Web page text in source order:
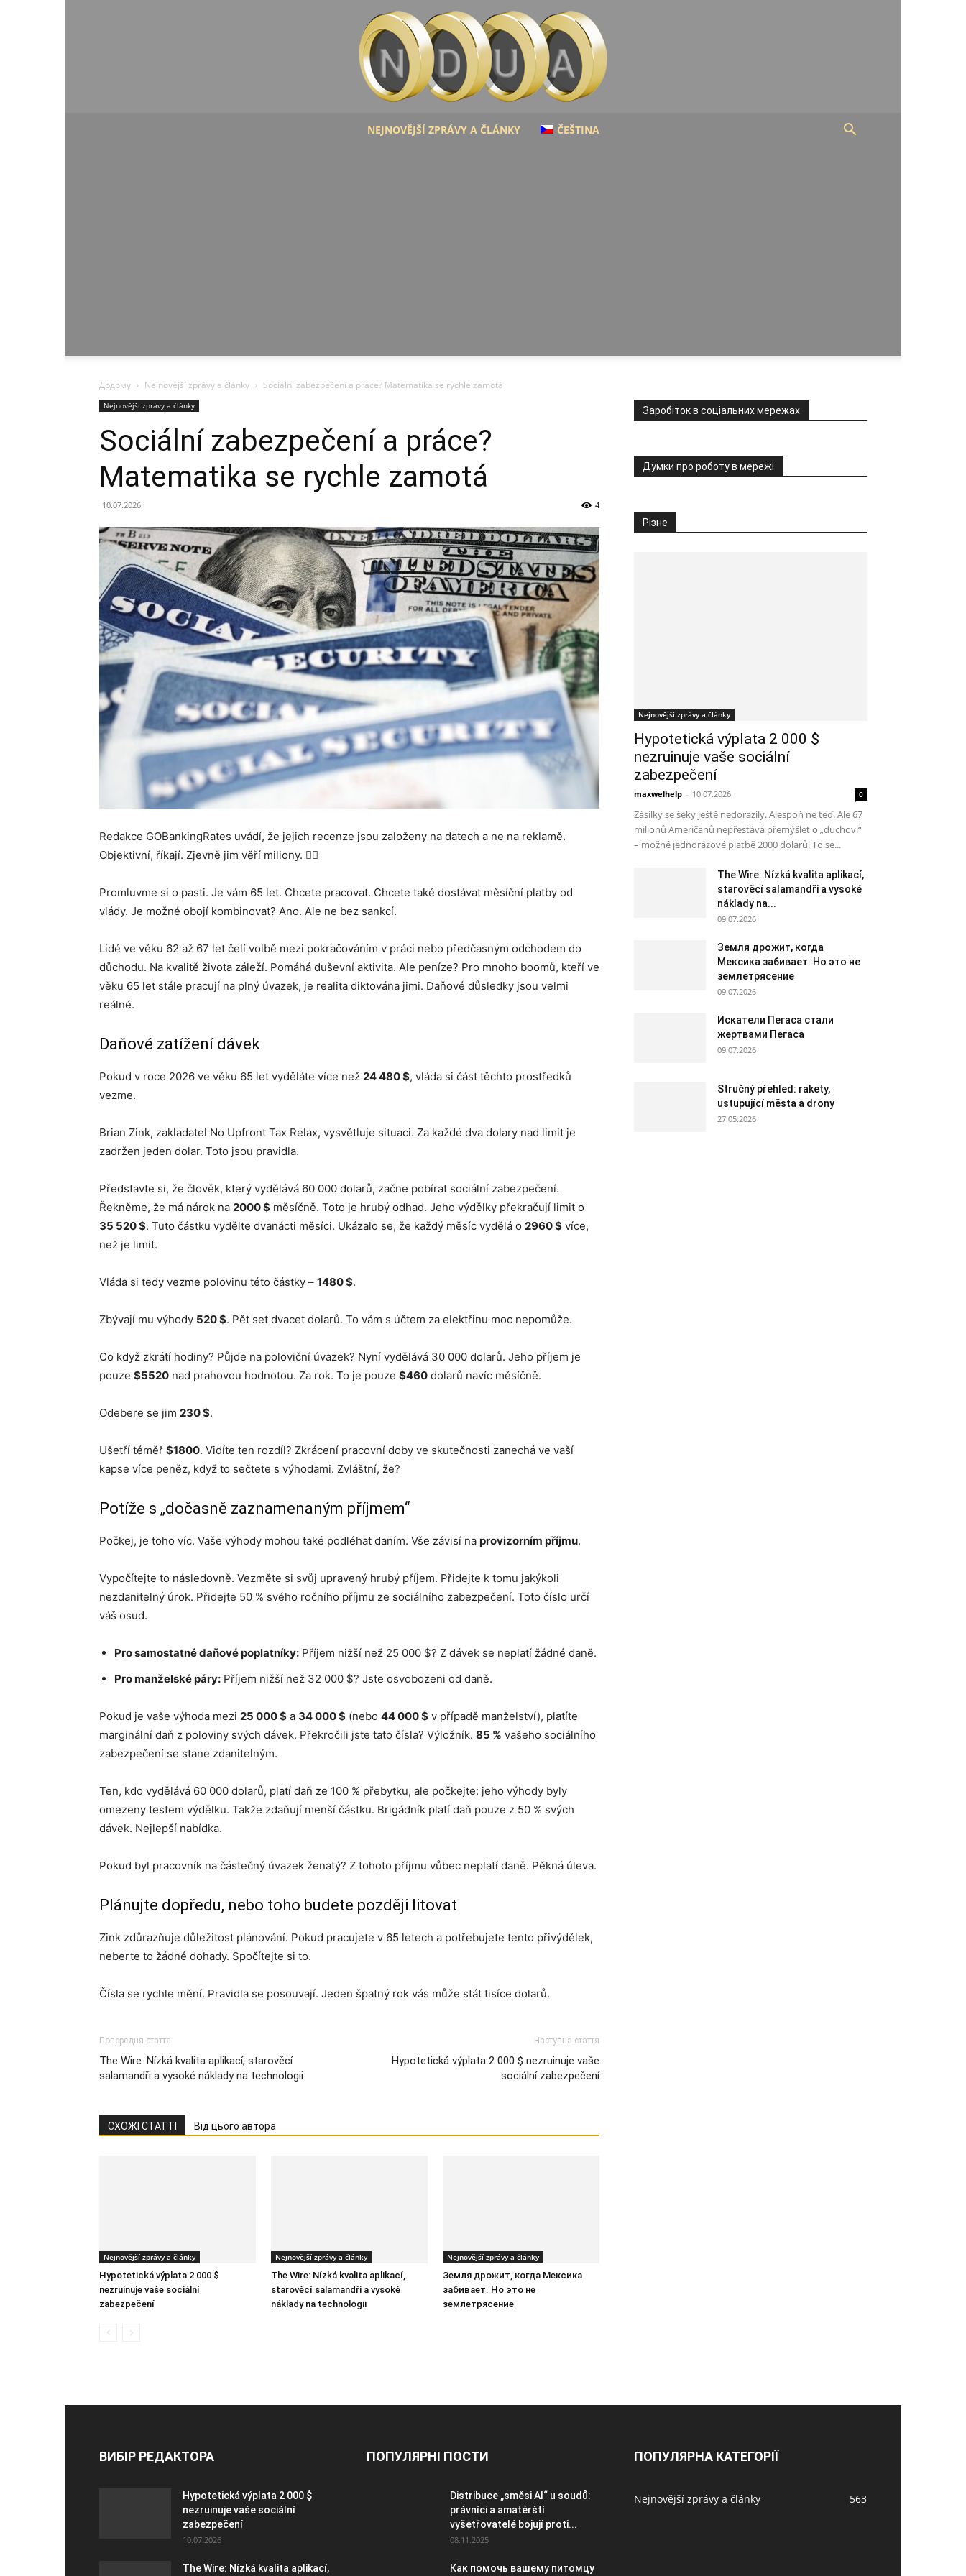
NEJNOVĚJŠÍ ZPRÁVY A ČLÁNKY ČEŠTINA
Додому Nejnovější zprávy a články Sociální zabezpečení a práce? Matematika se rychle zamotá
Nejnovější zprávy a články
Sociální zabezpečení a práce?
Matematika se rychle zamotá
10.07.2026 4
Redakce GOBankingRates uvádí, že jejich recenze jsou založeny na datech a ne na reklamě.
Objektivní, říkají. Zjevně jim věří miliony. 🤷‍♂️
Promluvme si o pasti. Je vám 65 let. Chcete pracovat. Chcete také dostávat měsíční platby od
vlády. Je možné obojí kombinovat? Ano. Ale ne bez sankcí.
Lidé ve věku 62 až 67 let čelí volbě mezi pokračováním v práci nebo předčasným odchodem do
důchodu. Na kvalitě života záleží. Pomáhá duševní aktivita. Ale peníze? Pro mnoho boomů, kteří ve
věku 65 let stále pracují na plný úvazek, je realita diktována jimi. Daňové důsledky jsou velmi
reálné.
Daňové zatížení dávek
Pokud v roce 2026 ve věku 65 let vyděláte více než 24 480 $, vláda si část těchto prostředků
vezme.
Brian Zink, zakladatel No Upfront Tax Relax, vysvětluje situaci. Za každé dva dolary nad limit je
zadržen jeden dolar. Toto jsou pravidla.
Představte si, že člověk, který vydělává 60 000 dolarů, začne pobírat sociální zabezpečení.
Řekněme, že má nárok na 2000 $ měsíčně. Toto je hrubý odhad. Jeho výdělky překračují limit o
35 520 $. Tuto částku vydělte dvanácti měsíci. Ukázalo se, že každý měsíc vydělá o 2960 $ více,
než je limit.
Vláda si tedy vezme polovinu této částky – 1480 $.
Zbývají mu výhody 520 $. Pět set dvacet dolarů. To vám s účtem za elektřinu moc nepomůže.
Co když zkrátí hodiny? Půjde na poloviční úvazek? Nyní vydělává 30 000 dolarů. Jeho příjem je
pouze $5520 nad prahovou hodnotou. Za rok. To je pouze $460 dolarů navíc měsíčně.
Odebere se jim 230 $.
Ušetří téměř $1800. Vidíte ten rozdíl? Zkrácení pracovní doby ve skutečnosti zanechá ve vaší
kapse více peněz, když to sečtete s výhodami. Zvláštní, že?
Potíže s „dočasně zaznamenaným příjmem“
Počkej, je toho víc. Vaše výhody mohou také podléhat daním. Vše závisí na provizorním příjmu.
Vypočítejte to následovně. Vezměte si svůj upravený hrubý příjem. Přidejte k tomu jakýkoli
nezdanitelný úrok. Přidejte 50 % svého ročního příjmu ze sociálního zabezpečení. Toto číslo určí
váš osud.
Pro samostatné daňové poplatníky: Příjem nižší než 25 000 $? Z dávek se neplatí žádné daně.
Pro manželské páry: Příjem nižší než 32 000 $? Jste osvobozeni od daně.
Pokud je vaše výhoda mezi 25 000 $ a 34 000 $ (nebo 44 000 $ v případě manželství), platíte
marginální daň z poloviny svých dávek. Překročili jste tato čísla? Výložník. 85 % vašeho sociálního
zabezpečení se stane zdanitelným.
Ten, kdo vydělává 60 000 dolarů, platí daň ze 100 % přebytku, ale počkejte: jeho výhody byly
omezeny testem výdělku. Takže zdaňují menší částku. Brigádník platí daň pouze z 50 % svých
dávek. Nejlepší nabídka.
Pokud byl pracovník na částečný úvazek ženatý? Z tohoto příjmu vůbec neplatí daně. Pěkná úleva.
Plánujte dopředu, nebo toho budete později litovat
Zink zdůrazňuje důležitost plánování. Pokud pracujete v 65 letech a potřebujete tento přivýdělek,
neberte to žádné dohady. Spočítejte si to.
Čísla se rychle mění. Pravidla se posouvají. Jeden špatný rok vás může stát tisíce dolarů.
Попередня стаття
The Wire: Nízká kvalita aplikací, starověcí
salamandři a vysoké náklady na technologii
Наступна стаття
Hypotetická výplata 2 000 $ nezruinuje vaše
sociální zabezpečení
СХОЖІ СТАТТІ Від цього автора
Nejnovější zprávy a články
Hypotetická výplata 2 000 $
nezruinuje vaše sociální
zabezpečení
Nejnovější zprávy a články
The Wire: Nízká kvalita aplikací,
starověcí salamandři a vysoké
náklady na technologii
Nejnovější zprávy a články
Земля дрожит, когда Мексика
забивает. Но это не
землетрясение
Заробіток в соціальних мережах
Думки про роботу в мережі
Різне
Nejnovější zprávy a články
Hypotetická výplata 2 000 $
nezruinuje vaše sociální
zabezpečení
maxwelhelp - 10.07.2026 0
Zásilky se šeky ještě nedorazily. Alespoň ne teď. Ale 67
milionů Američanů nepřestává přemýšlet o „duchovi“
– ​​možné jednorázové platbě 2000 dolarů. To se...
The Wire: Nízká kvalita aplikací,
starověcí salamandři a vysoké
náklady na...
09.07.2026
Земля дрожит, когда
Мексика забивает. Но это не
землетрясение
09.07.2026
Искатели Пегаса стали
жертвами Пегаса
09.07.2026
Stručný přehled: rakety,
ustupující města a drony
27.05.2026
ВИБІР РЕДАКТОРА
Hypotetická výplata 2 000 $
nezruinuje vaše sociální
zabezpečení
10.07.2026
The Wire: Nízká kvalita aplikací,
ПОПУЛЯРНІ ПОСТИ
Distribuce „směsi AI“ u soudů:
právníci a amatérští
vyšetřovatelé bojují proti...
08.11.2025
Как помочь вашему питомцу
ПОПУЛЯРНА КАТЕГОРІЇ
Nejnovější zprávy a články 563